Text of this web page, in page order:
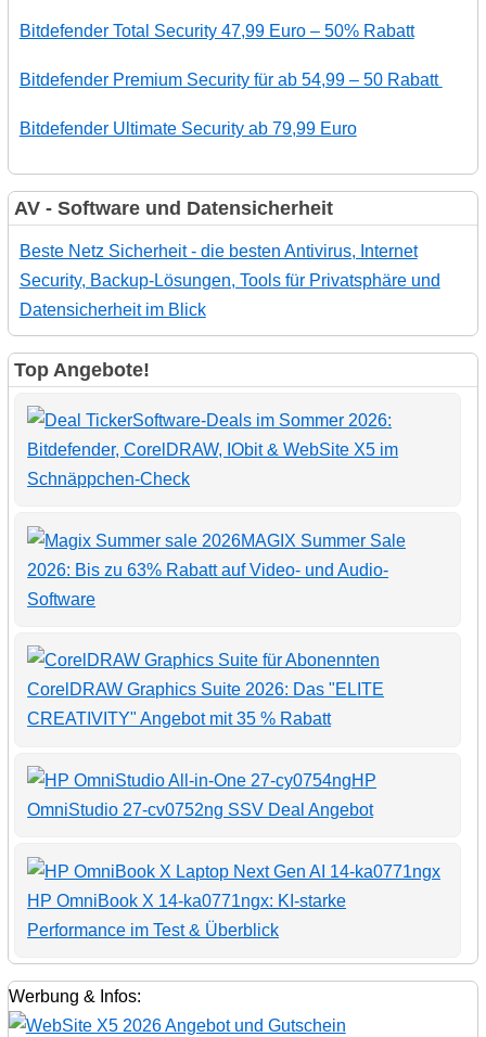
Bitdefender Total Security 47,99 Euro – 50% Rabatt
Bitdefender Premium Security für ab 54,99 – 50 Rabatt
Bitdefender Ultimate Security ab 79,99 Euro
AV - Software und Datensicherheit
Beste Netz Sicherheit - die besten Antivirus, Internet
Security, Backup-Lösungen, Tools für Privatsphäre und
Datensicherheit im Blick
Top Angebote!
Software-Deals im Sommer 2026:
Bitdefender, CorelDRAW, IObit & WebSite X5 im
Schnäppchen-Check
MAGIX Summer Sale
2026: Bis zu 63% Rabatt auf Video- und Audio-
Software
CorelDRAW Graphics Suite 2026: Das "ELITE
CREATIVITY" Angebot mit 35 % Rabatt
HP
OmniStudio 27-cv0752ng SSV Deal Angebot
HP OmniBook X 14-ka0771ngx: KI-starke
Performance im Test & Überblick
Werbung & Infos: